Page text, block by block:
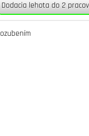
Dodacia lehota do 2